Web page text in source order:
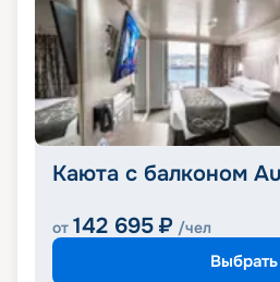
Каюта с балконом
от 142 695 ₽ /чел
Выбрать